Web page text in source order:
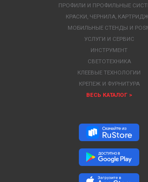
ПРОФИЛИ И ПРОФИЛЬНЫЕ
КРАСКИ, ЧЕРНИЛА,
МОБИЛЬНЫЕ СТЕНДЫ И
УСЛУГИ И СЕРВИС
ИНСТРУМЕНТ
СВЕТОТЕХНИКА
КЛЕЕВЫЕ ТЕХНОЛОГИИ
КРЕПЕЖ И ФУРНИТУРА
ВЕСЬ КАТАЛОГ >